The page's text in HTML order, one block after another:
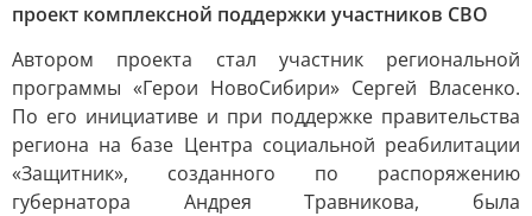
проект комплексной поддержки участников СВО
Автором проекта стал участник региональной
программы «Герои НовоСибири» Сергей Власенко.
По его инициативе и при поддержке правительства
региона на базе Центра социальной реабилитации
«Защитник», созданного по распоряжению
губернатора Андрея Травникова, была